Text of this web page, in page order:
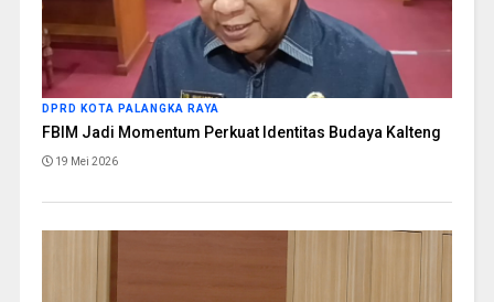
DPRD KOTA PALANGKA RAYA
FBIM Jadi Momentum Perkuat Identitas Budaya Kalteng
19 Mei 2026